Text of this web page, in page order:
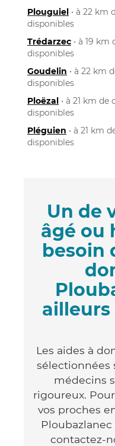
Plouguiel • à 22 km
disponibles
Trédarzec • à 19
disponibles
Goudelin • à 22 km
disponibles
Ploëzal • à 21 km
disponibles
Pléguien • à 21 km
disponibles
Un de
âgé ou
besoin
ailleurs
Les aides à
sélectionnées
médecins
rigoureux.
vos proches
contactez-